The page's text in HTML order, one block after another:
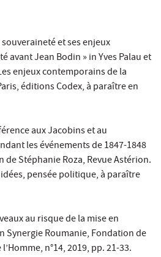
et ses enjeux
avant Jean Bodin » in Yves Palau et
enjeux contemporains de la
éditions Codex, à paraître en
aux Jacobins et au
les événements de 1847-1848
de Stéphanie Roza, Revue Astérion.
pensée politique, à paraître
au risque de la mise en
Synergie Roumanie, Fondation de
n°14, 2019, pp. 21-33.